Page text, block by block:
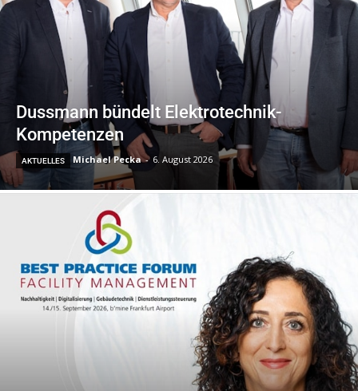
Dussmann bündelt Elektrotechnik-
Kompetenzen
AKTUELLES Michael Pecka - 6. August 2026